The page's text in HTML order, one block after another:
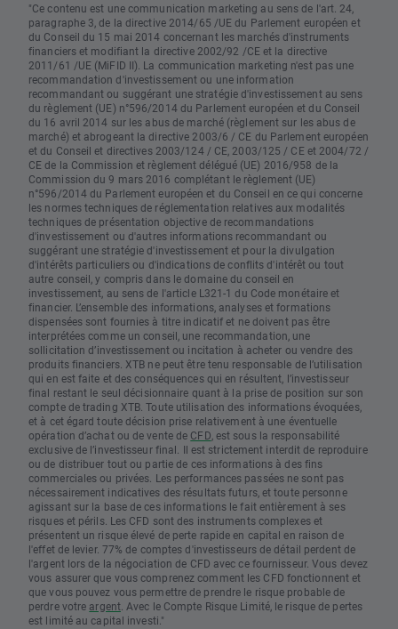
"Ce contenu est une communication marketing au sens de l'art. 24,
paragraphe 3, de la directive 2014/65 /UE du Parlement européen et
du Conseil du 15 mai 2014 concernant les marchés d'instruments
financiers et modifiant la directive 2002/92 /CE et la directive
2011/61 /UE (MiFID II). La communication marketing n'est pas une
recommandation d'investissement ou une information
recommandant ou suggérant une stratégie d'investissement au sens
du règlement (UE) n°596/2014 du Parlement européen et du Conseil
du 16 avril 2014 sur les abus de marché (règlement sur les abus de
marché) et abrogeant la directive 2003/6 / CE du Parlement européen
et du Conseil et directives 2003/124 / CE, 2003/125 / CE et 2004/72 /
CE de la Commission et règlement délégué (UE) 2016/958 de la
Commission du 9 mars 2016 complétant le règlement (UE)
n°596/2014 du Parlement européen et du Conseil en ce qui concerne
les normes techniques de réglementation relatives aux modalités
techniques de présentation objective de recommandations
d'investissement ou d'autres informations recommandant ou
suggérant une stratégie d'investissement et pour la divulgation
d'intérêts particuliers ou d'indications de conflits d'intérêt ou tout
autre conseil, y compris dans le domaine du conseil en
investissement, au sens de l'article L321-1 du Code monétaire et
financier. L’ensemble des informations, analyses et formations
dispensées sont fournies à titre indicatif et ne doivent pas être
interprétées comme un conseil, une recommandation, une
sollicitation d’investissement ou incitation à acheter ou vendre des
produits financiers. XTB ne peut être tenu responsable de l’utilisation
qui en est faite et des conséquences qui en résultent, l’investisseur
final restant le seul décisionnaire quant à la prise de position sur son
compte de trading XTB. Toute utilisation des informations évoquées,
et à cet égard toute décision prise relativement à une éventuelle
opération d’achat ou de vente de CFD, est sous la responsabilité
exclusive de l’investisseur final. Il est strictement interdit de reproduire
ou de distribuer tout ou partie de ces informations à des fins
commerciales ou privées. Les performances passées ne sont pas
nécessairement indicatives des résultats futurs, et toute personne
agissant sur la base de ces informations le fait entièrement à ses
risques et périls. Les CFD sont des instruments complexes et
présentent un risque élevé de perte rapide en capital en raison de
l'effet de levier. 77% de comptes d'investisseurs de détail perdent de
l'argent lors de la négociation de CFD avec ce fournisseur. Vous devez
vous assurer que vous comprenez comment les CFD fonctionnent et
que vous pouvez vous permettre de prendre le risque probable de
perdre votre argent. Avec le Compte Risque Limité, le risque de pertes
est limité au capital investi."